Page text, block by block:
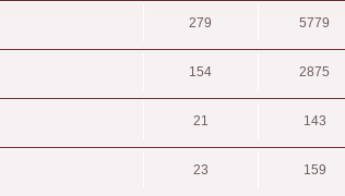
279 5779
154 2875
21 143
23 159